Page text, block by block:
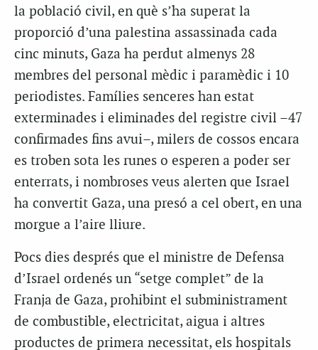
la població civil, en què s’ha superat la
proporció d’una palestina assassinada cada
cinc minuts, Gaza ha perdut almenys 28
membres del personal mèdic i paramèdic i 10
periodistes. Famílies senceres han estat
exterminades i eliminades del registre civil –47
confirmades fins avui–, milers de cossos encara
es troben sota les runes o esperen a poder ser
enterrats, i nombroses veus alerten que Israel
ha convertit Gaza, una presó a cel obert, en una
morgue a l’aire lliure.
Pocs dies després que el ministre de Defensa
d’Israel ordenés un “setge complet” de la
Franja de Gaza, prohibint el subministrament
de combustible, electricitat, aigua i altres
productes de primera necessitat, els hospitals